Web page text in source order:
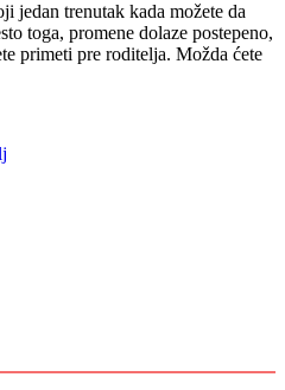
jedan trenutak kada možete da
toga, promene dolaze postepeno,
primeti pre roditelja. Možda ćete